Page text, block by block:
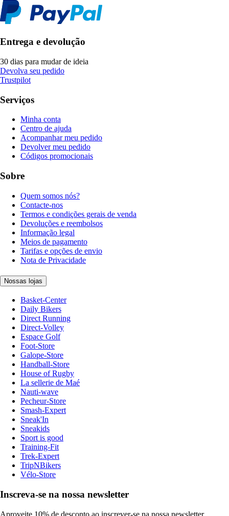
Entrega e devolução
30 dias para mudar de ideia
Devolva seu pedido
Trustpilot
Serviços
Minha conta
Centro de ajuda
Acompanhar meu pedido
Devolver meu pedido
Códigos promocionais
Sobre
Quem somos nós?
Contacte-nos
Termos e condições gerais de venda
Devoluções e reembolsos
Informação legal
Meios de pagamento
Tarifas e opções de envio
Nota de Privacidade
Nossas lojas
Basket-Center
Daily Bikers
Direct Running
Direct-Volley
Espace Golf
Foot-Store
Galope-Store
Handball-Store
House of Rugby
La sellerie de Maé
Nauti-wave
Pecheur-Store
Smash-Expert
Sneak'In
Sneakids
Sport is good
Training-Fit
Trek-Expert
TripNBikers
Vélo-Store
Inscreva-se na nossa newsletter
Aproveite 10% de desconto ao inscrever-se na nossa newsletter